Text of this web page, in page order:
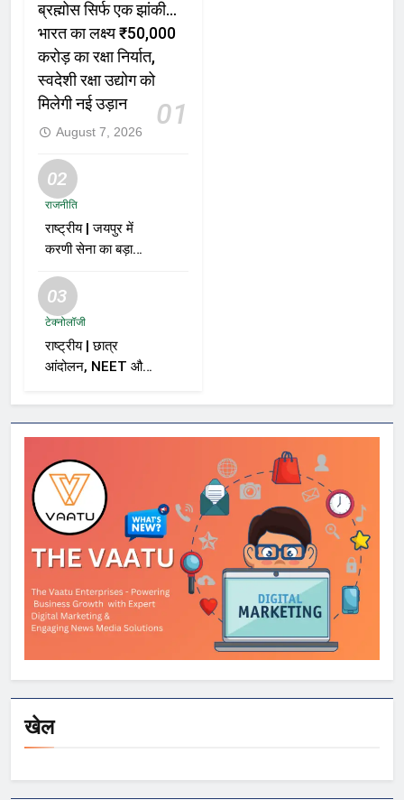
ब्रह्मोस सिर्फ एक झांकी…
भारत का लक्ष्य ₹50,000
करोड़ का रक्षा निर्यात,
स्वदेशी रक्षा उद्योग को
मिलेगी नई उड़ान
01
August 7, 2026
02
राजनीति
राष्ट्रीय | जयपुर में
करणी सेना का बड़ा
– “BJP को वोट नहीं
देंगे”
03
टेक्नोलॉजी
राष्ट्रीय | छात्र
आंदोलन, NEET और
ददलानी का व्यंग्यात्मक
खेल